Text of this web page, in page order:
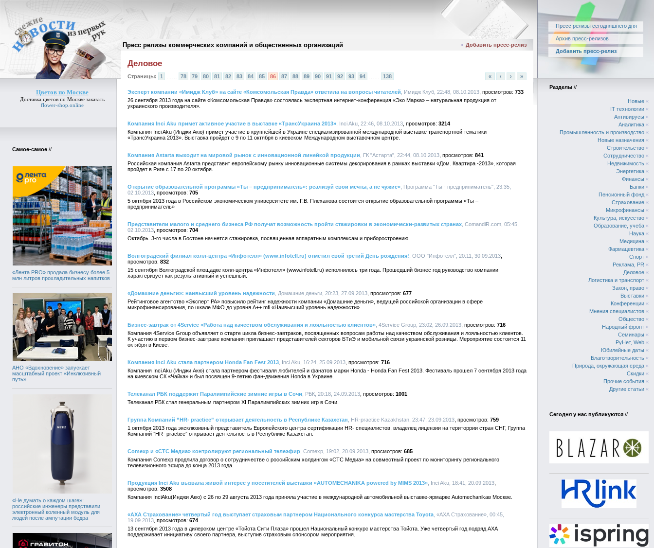
Пресс релизы коммерческих компаний и общественных организаций
Пресс релизы сегодняшнего дня
Архив пресс-релизов
Добавить пресс-релиз
Цветов по Москве
Доставка цветов по Москвезаказать
flower-shop.online
Самое-самое //
«Лента PRO» продала бизнесу более 5
млн литров прохладительных напитков
АНО «Вдохновение» запускает
масштабный проект «Инклюзивный
путь»
«Не думать о каждом шаге»:
российские инженеры представили
электронный коленный модуль для
людей после ампутации бедра
Архив пресс-релизов// » Добавить пресс-релиз
Деловое
Страницы: 1 78 79 80 81 82 83 84 85 86 87 88 89 90 91 92 93 94 138 « ‹ › »
Эксперт компании «Имидж Клуб» на сайте «Комсомольская Правда» ответила на вопросы читателей , Имидж Клуб, 22:48, 08.10.2013
733
26 сентября 2013 года на сайте «Комсомольская Правда» состоялась экспертная интернет-конференция «Эко Марка» – натуральная продукция от
украинского производителя».
Компания Inci Aku примет активное участие в выставке «ТрансУкраина 2013» , Inci Aku, 22:46, 08.10.2013
3214
Компания Inci Aku (Инджи Акю) примет участие в крупнейшей в Украине специализированной международной выставке транспортной тематики -
«ТрансУкраина 2013». Выставка пройдет с 9 по 11 октября в киевском Международном выставочном центре.
Компания Astarta выходит на мировой рынок с инновационной линейкой продукции , ГК "Астарта", 22:44, 08.10.2013
841
Российская компания Astarta представит европейскому рынку инновационные системы декорирования в рамках выставки «Дом. Квартира -2013», которая
пройдет в Риге с 17 по 20 октября.
Открытие образовательной программы «Ты – предприниматель»: реализуй свои мечты, а не чужие» , Программа "Ты - предприниматель", 23:35,
02.10.2013
705
5 октября 2013 года в Российском экономическом университете им. Г.В. Плеханова состоится открытие образовательной программы «Ты –
предприниматель»
Представители малого и среднего бизнеса РФ получат возможность пройти стажировки в экономически-развитых странах , ComandiR.com, 05:45,
02.10.2013
704
Октябрь. 3-го числа в Бостоне начнется стажировка, посвященная аппаратным комплексам и приборостроению.
Волгоградский филиал колл-центра «Инфотелл» (www.infotell.ru) отметил свой третий День рождения! , ООО "Инфотелл", 20:11, 30.09.2013
832
15 сентября Волгоградской площадке колл-центра «Инфотелл» (www.infotell.ru) исполнилось три года. Прошедший бизнес год руководство компании
характеризует как результативный и успешный.
«Домашние деньги»: наивысший уровень надежности , Домашние деньги, 20:23, 27.09.2013
677
Рейтинговое агентство «Эксперт РА» повысило рейтинг надежности компании «Домашние деньги», ведущей российской организации в сфере
микрофинансирования, по шкале МФО до уровня А++.mfi «Наивысший уровень надежности».
Бизнес-завтрак от 4Service «Работа над качеством обслуживания и лояльностью клиентов» , 4Service Group, 23:02, 26.09.2013
716
Компания 4Service Group объявляет о старте цикла бизнес-завтраков, посвященных вопросам работы над качеством обслуживания и лояльностью клиентов.
К участию в первом бизнес-завтраке компания приглашает представителей секторов БТиЭ и мобильной связи украинской розницы. Мероприятие состоится 11
октября в Киеве.
Компания Inci Aku стала партнером Honda Fan Fest 2013 , Inci Aku, 16:24, 25.09.2013
716
Компания Inci Aku (Инджи Акю) cтала партнером фестиваля любителей и фанатов марки Honda - Honda Fan Fest 2013. Фестиваль прошел 7 сентября 2013 года
на киевском СК «Чайка» и был посвящен 9-летию фан-движения Honda в Украине.
Телеканал РБК поддержит Паралимпийские зимние игры в Сочи , РБК, 20:18, 24.09.2013
1001
Телеканал РБК стал генеральным партнером XI Паралимпийских зимних игр в Сочи.
Группа Компаний ”HR- practice” открывает деятельность в Республике Казахстан , HR-practice Kazakhstan, 23:47, 23.09.2013
759
1 октября 2013 года эксклюзивный представитель Европейского центра сертификации HR- специалистов, владелец лицензии на територрии стран СНГ, Группа
Компаний ”HR- practice” открывает деятельность в Республике Казахстан.
Comexp и «СТС Медиа» контролируют региональный телеэфир , Comexp, 19:02, 20.09.2013
685
Компания Comexp продлила договор о сотрудничестве с российским холдингом «СТС Медиа» на совместный проект по мониторингу регионального
телевизионного эфира до конца 2013 года.
Продукция Inci Aku вызвала живой интерес у посетителей выставки «AUTOMECHANIKA powered by MIMS 2013» , Inci Aku, 18:41, 20.09.2013
3508
Компания InciAku(Инджи Акю) с 26 по 29 августа 2013 года приняла участие в международной автомобильной выставке-ярмарке Automechanikaв Москве.
«АХА Страхование» четвертый год выступает страховым партнером Национального конкурса мастерства Toyota , «АХА Страхование», 00:45,
19.09.2013
674
13 сентября 2013 года в дилерском центре «Тойота Сити Плаза» прошел Национальный конкурс мастерства Тойота. Уже четвертый год подряд АХА
поддерживает инициативу своего партнера, выступив страховым спонсором мероприятия.
Разделы //
Новые «
IT технологии «
Антивирусы «
Аналитика «
Промышленность и производство «
Новые назначения «
Строительство «
Сотрудничество «
Недвижимость «
Энергетика «
Финансы «
Банки «
Пенсионный фонд «
Страхование «
Микрофинансы «
Культура, искусство «
Образование, учеба «
Наука «
Медицина «
Фармацевтика «
Спорт «
Реклама, PR «
Деловое «
Логистика и транспорт «
Закон, право «
Выставки «
Конференции «
Мнения специалистов «
Общество «
Народный фронт «
Семинары «
РуНет, Web «
Юбилейные даты «
Благотворительность «
Природа, окружающая среда «
Скидки «
Прочие события «
Другие статьи «
Сегодня у нас публикуются //